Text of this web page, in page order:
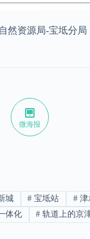
然资源局-宝坻分局
微海报
城 # 宝坻站 # 津
体化 # 轨道上的京